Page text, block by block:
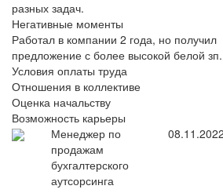
разных задач.
Негативные моменты
Работал в компании 2 года, но получил
предложение с более высокой белой зп.
Условия оплаты труда
Отношения в коллективе
Оценка начальству
Возможность карьеры
Менеджер по
продажам
бухгалтерского
аутсорсинга
08.11.2022